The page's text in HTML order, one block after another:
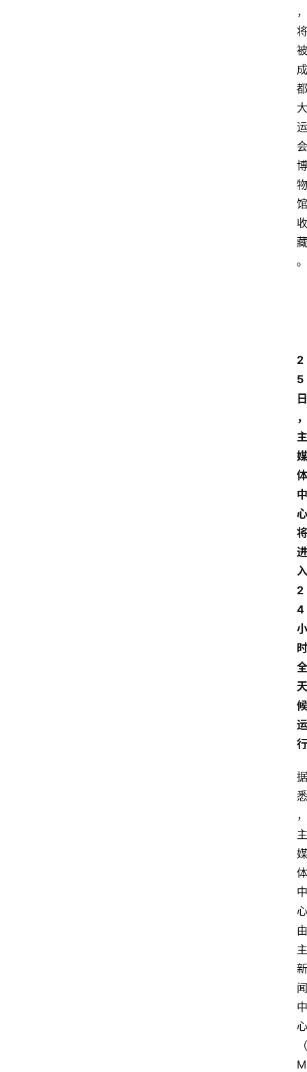
，
将
被
成
都
大
运
会
博
物
馆
收
藏
。
2
5
日
，
主
媒
体
中
心
将
进
入
2
4
小
时
全
天
候
运
行
据
悉
，
主
媒
体
中
心
由
主
新
闻
中
心
（
M